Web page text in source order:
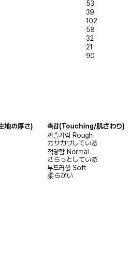
53
39
102
58
32
21
90
の厚さ) 촉감(Touching/肌ざわり)
까슬거림 Rough
カサカサしている
적당함 Normal
さらっとしている
부드러움 Soft
柔らかい